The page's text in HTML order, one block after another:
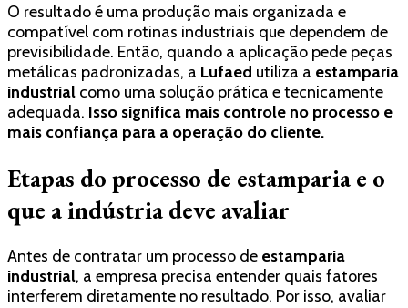
O resultado é uma produção mais organizada e
compatível com rotinas industriais que dependem de
previsibilidade. Então, quando a aplicação pede peças
metálicas padronizadas, a Lufaed utiliza a estamparia
industrial como uma solução prática e tecnicamente
adequada. Isso significa mais controle no processo e
mais confiança para a operação do cliente.
Etapas do processo de estamparia e o
que a indústria deve avaliar
Antes de contratar um processo de estamparia
industrial, a empresa precisa entender quais fatores
interferem diretamente no resultado. Por isso, avaliar